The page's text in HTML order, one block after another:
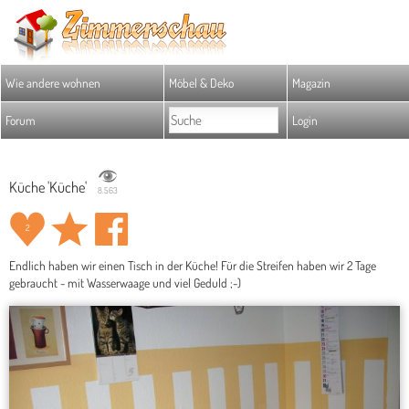
Wie andere wohnen Möbel & Deko Magazin
Forum Login
Küche 'Küche' 8.563
2
Endlich haben wir einen Tisch in der Küche! Für die Streifen haben wir 2 Tage
gebraucht - mit Wasserwaage und viel Geduld ;-)